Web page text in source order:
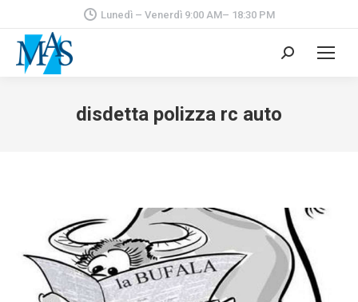
Lunedì – Venerdì 9:00 AM– 18:30 PM
Cerca:
disdetta polizza rc auto